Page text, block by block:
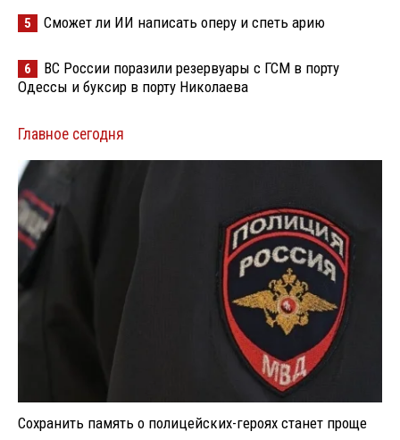
5 Сможет ли ИИ написать оперу и спеть арию
6
ВС России поразили резервуары с ГСМ в порту
Одессы и буксир в порту Николаева
Главное сегодня
Сохранить память о полицейских-героях станет проще